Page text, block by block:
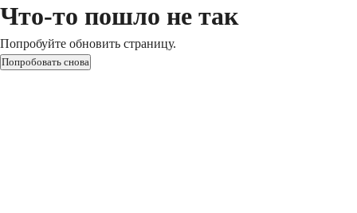
Что-то пошло не так
Попробуйте обновить страницу.
Попробовать снова